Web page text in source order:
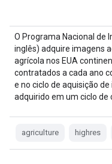
O Programa Nacional de
inglês) adquire imagens
agrícola nos EUA
contratados a cada ano
e no ciclo de aquisição
adquirido em um ciclo de
agriculture highres